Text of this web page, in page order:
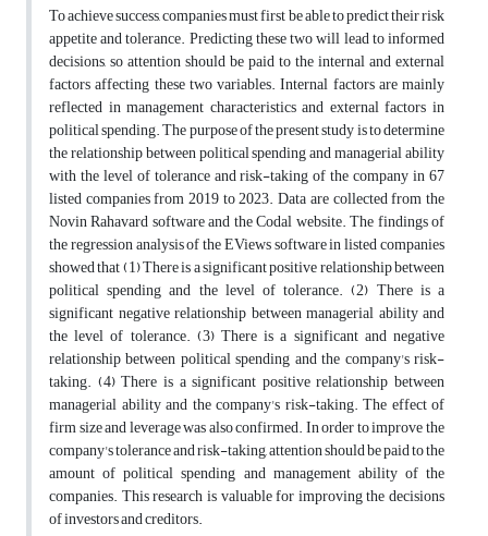
To achieve success, companies must first be able to predict their risk
appetite and tolerance. Predicting these two will lead to informed
decisions, so attention should be paid to the internal and external
factors affecting these two variables. Internal factors are mainly
reflected in management characteristics and external factors in
political spending. The purpose of the present study is to determine
the relationship between political spending and managerial ability
with the level of tolerance and risk-taking of the company in 67
listed companies from 2019 to 2023. Data are collected from the
Novin Rahavard software and the Codal website. The findings of
the regression analysis of the EViews software in listed companies
showed that (1) There is a significant positive relationship between
political spending and the level of tolerance. (2) There is a
significant negative relationship between managerial ability and
the level of tolerance. (3) There is a significant and negative
relationship between political spending and the company's risk-
taking. (4) There is a significant positive relationship between
managerial ability and the company's risk-taking. The effect of
firm size and leverage was also confirmed. In order to improve the
company's tolerance and risk-taking, attention should be paid to the
amount of political spending and management ability of the
companies. This research is valuable for improving the decisions
of investors and creditors.